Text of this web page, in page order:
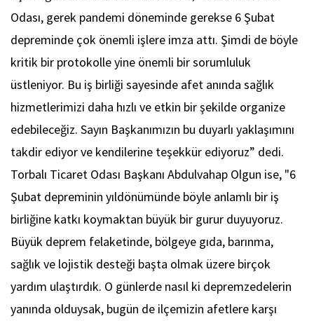
Odası, gerek pandemi döneminde gerekse 6 Şubat
depreminde çok önemli işlere imza attı. Şimdi de böyle
kritik bir protokolle yine önemli bir sorumluluk
üstleniyor. Bu iş birliği sayesinde afet anında sağlık
hizmetlerimizi daha hızlı ve etkin bir şekilde organize
edebileceğiz. Sayın Başkanımızın bu duyarlı yaklaşımını
takdir ediyor ve kendilerine teşekkür ediyoruz” dedi.
Torbalı Ticaret Odası Başkanı Abdulvahap Olgun ise, "6
Şubat depreminin yıldönümünde böyle anlamlı bir iş
birliğine katkı koymaktan büyük bir gurur duyuyoruz.
Büyük deprem felaketinde, bölgeye gıda, barınma,
sağlık ve lojistik desteği başta olmak üzere birçok
yardım ulaştırdık. O günlerde nasıl ki depremzedelerin
yanında olduysak, bugün de ilçemizin afetlere karşı